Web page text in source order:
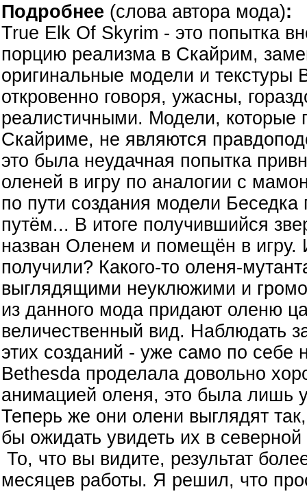
Подробнее (слова автора мода):
True Elk Of Skyrim - это попытка
порцию реализма в Скайрим,
оригинальные модели и текстуры
откровенно говоря, ужасны,
реалистичными. Модели, которые
Скайриме, не являются
это была неудачная попытка
оленей в игру по аналогии с
по пути создания модели
путём... В итоге получившийся
назван Оленем и помещён в игру.
получили? Какого-то оленя-
выглядящими неуклюжими и
из данного мода придают оленю
величественный вид. Наблюдать
этих созданий - уже само по себе
Bethesda проделала довольно
анимацией оленя, это была лишь
Теперь же они олени выглядят
бы ожидать увидеть их в
То, что вы видите, результат
месяцев работы. Я решил, что